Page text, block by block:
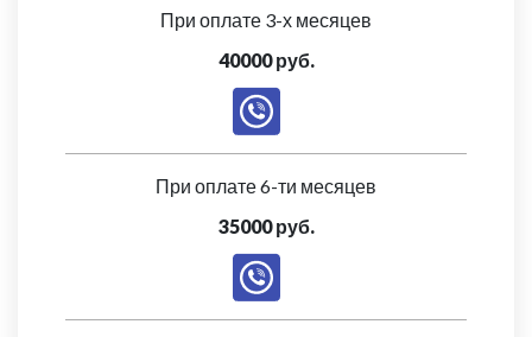
При оплате 3-х месяцев
40000 руб.
При оплате 6-ти месяцев
35000 руб.